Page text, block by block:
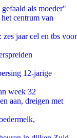
als moeder"
centrum van
zes jaar cel en tbs voor
12-jarige
week 32
aan, dreigen met